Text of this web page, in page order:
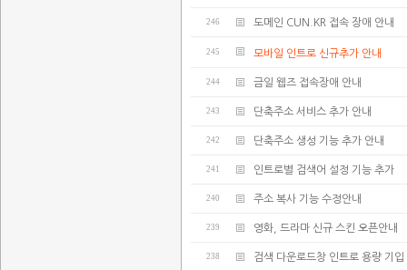
246 도메인 CUN.KR 접속 장애 안내
245 모바일 인트로 신규추가 안내
244 금일 웹즈 접속장애 안내
243 단축주소 서비스 추가 안내
242 단축주소 생성 기능 추가 안내
241 인트로별 검색어 설정 기능 추가
240 주소 복사 기능 수정안내
239 영화, 드라마 신규 스킨 오픈안내
238 검색 다운로드창 인트로 용량 기입